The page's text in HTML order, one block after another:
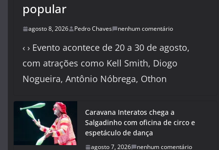
popular
agosto 8, 2026 Pedro Chaves nenhum comentário
‹ › Evento acontece de 20 a 30 de agosto,
com atrações como Kell Smith, Diogo
Nogueira, Antônio Nóbrega, Othon
Caravana Interatos chega a
Salgadinho com oficina de circo e
espetáculo de dança
agosto 7, 2026 nenhum comentário